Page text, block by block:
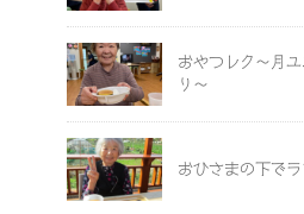
おやつレク～月
り～
おひさまの下で